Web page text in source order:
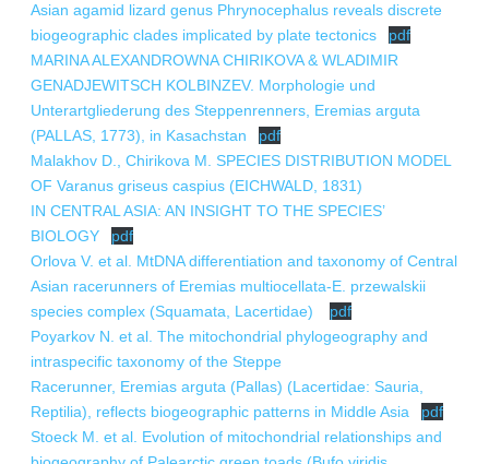
Asian agamid lizard genus Phrynocephalus reveals discrete
biogeographic clades implicated by plate tectonics
pdf
MARINA ALEXANDROWNA CHIRIKOVA & WLADIMIR
GENADJEWITSCH KOLBINZEV. Morphologie und
Unterartgliederung des Steppenrenners, Eremias arguta
(PALLAS, 1773), in Kasachstan
pdf
Malakhov D., Chirikova M. SPECIES DISTRIBUTION MODEL
OF Varanus griseus caspius (EICHWALD, 1831)
IN CENTRAL ASIA: AN INSIGHT TO THE SPECIES’
BIOLOGY
pdf
Orlova V. et al. MtDNA differentiation and taxonomy of Central
Asian racerunners of Eremias multiocellata-E. przewalskii
species complex (Squamata, Lacertidae)
pdf
Poyarkov N. et al. The mitochondrial phylogeography and
intraspecific taxonomy of the Steppe
Racerunner, Eremias arguta (Pallas) (Lacertidae: Sauria,
Reptilia), reflects biogeographic patterns in Middle Asia
pdf
Stoeck M. et al. Evolution of mitochondrial relationships and